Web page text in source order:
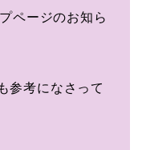
ページのお知ら
参考になさって